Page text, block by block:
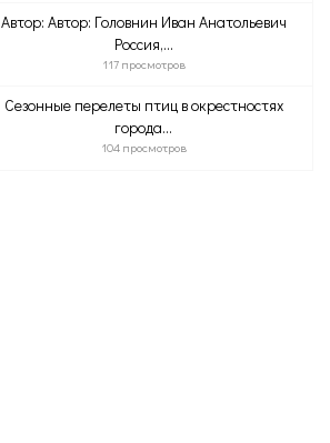
Автор: Автор: Головнин Иван Анатольевич
Россия,...
117 просмотров
Сезонные перелеты птиц в окрестностях
города...
104 просмотров